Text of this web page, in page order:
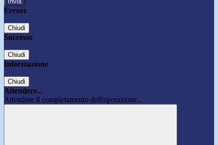
Errore
Chiudi
Successo
Chiudi
Informazione
Chiudi
Attendere...
Attendere il completamento dell'operazione...